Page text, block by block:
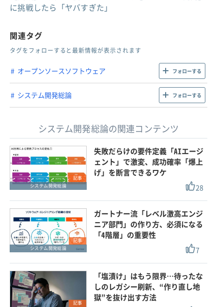
に挑戦したら「ヤバすぎた」
関連タグ
タグをフォローすると最新情報が表示されます
オープンソースソフトウェア フォローする
システム開発総論 フォローする
システム開発総論の関連コンテンツ
記事
システム開発総論
失敗だらけの要件定義「AIエージ
ェント」で激変、成功確率「爆上
げ」を断言できるワケ
28
記事
システム開発総論
ガートナー流「レベル激高エンジ
ニア部門」の作り方、必須になる
「4階層」の重要性
7
記事
「塩漬け」はもう限界…待ったな
しのレガシー刷新、“作り直し地
獄”を抜け出す方法